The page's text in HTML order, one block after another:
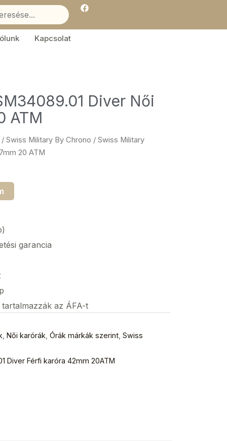
F
a
e
Kapcsolat
Diver Női
ATM
/ Swiss Military By Chrono / Swiss Military
20 ATM
garancia
az ÁFA-t
Női karórák Órák márkák szerint Swiss
Diver Férfi karóra 42mm 20ATM